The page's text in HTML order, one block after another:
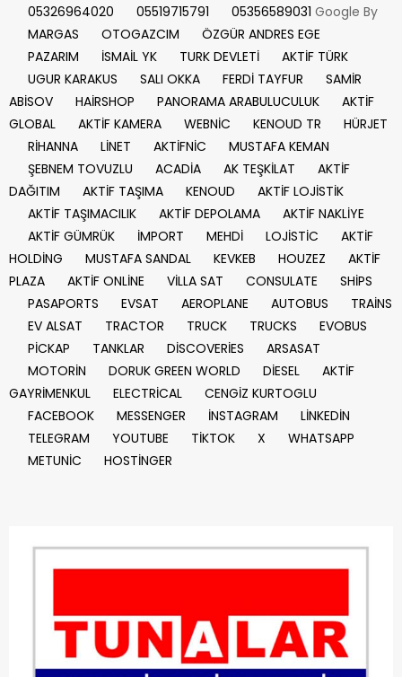
05326964020
05519715791 05356589031 Google By
MARGAS
OTOGAZCIM
ÖZGÜR ANDRES EGE
PAZARIM
İSMAİL YK TURK DEVLETİ
AKTİF TÜRK
UGUR KARAKUS
SALI OKKA FERDİ TAYFUR
SAMİR
ABİSOV
HAİRSHOP PANORAMA ARABULUCULUK
AKTİF
GLOBAL
AKTİF KAMERA WEBNİC KENOUD TR
HÜRJET
RİHANNA
LİNET AKTİFNİC
MUSTAFA KEMAN
ŞEBNEM TOVUZLU
ACADİA AK TEŞKİLAT
AKTİF
DAĞITIM
AKTİF TAŞIMA KENOUD
AKTİF LOJİSTİK
AKTİF TAŞIMACILIK
AKTİF DEPOLAMA
AKTİF NAKLİYE
AKTİF GÜMRÜK
İMPORT MEHDİ LOJİSTİC
AKTİF
HOLDİNG
MUSTAFA SANDAL KEVKEB HOUZEZ
AKTİF
PLAZA
AKTİF ONLİNE VİLLA SAT CONSULATE
SHİPS
PASAPORTS
EVSAT AEROPLANE AUTOBUS
TRAİNS
EV ALSAT
TRACTOR TRUCK TRUCKS
EVOBUS
PİCKAP
TANKLAR DİSCOVERİES
ARSASAT
MOTORİN
DORUK GREEN WORLD DİESEL
AKTİF
GAYRİMENKUL
ELECTRİCAL
CENGİZ KURTOGLU
FACEBOOK
MESSENGER İNSTAGRAM
LİNKEDİN
TELEGRAM
YOUTUBE TİKTOK X
WHATSAPP
METUNİC
HOSTİNGER